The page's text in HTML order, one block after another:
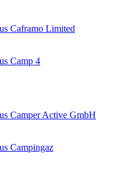
Caframo Limited
Camp 4
Camper Active GmbH
Campingaz